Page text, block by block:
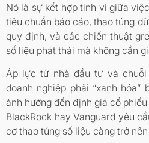
Nó là sự kết hợp tinh vi giữa
tiêu chuẩn báo cáo, thao túng
quy định, và các chiến thuật
số liệu phát thải mà không cần
Áp lực từ nhà đầu tư và
doanh nghiệp phải “xanh hóa”
ảnh hưởng đến định giá cổ
BlackRock hay Vanguard yêu
cơ thao túng số liệu càng trở